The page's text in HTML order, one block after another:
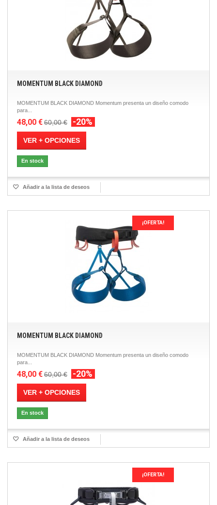
MOMENTUM BLACK DIAMOND
MOMENTUM BLACK DIAMOND Momentum presenta un diseño comodo
para...
48,00 €60,00 € -20%
VER + OPCIONES
En stock
Añadir a la lista de deseos
¡OFERTA!
MOMENTUM BLACK DIAMOND
MOMENTUM BLACK DIAMOND Momentum presenta un diseño comodo
para...
48,00 €60,00 € -20%
VER + OPCIONES
En stock
Añadir a la lista de deseos
¡OFERTA!